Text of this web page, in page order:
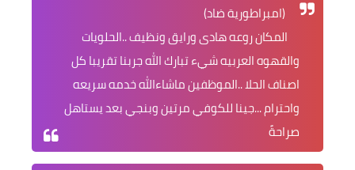
(امبراطورية ضاد)
المكان روعه هادى ورايق ونظيف ..الحلويات
والقهوه العربيه شيء تبارك الله جربنا تقريبا كل
اصناف الحلا ..الموظفين ماشاءالله خدمه سريعه
واحترام ...جينا للكوفي مرتين وبنجي بعد يستاهل
صراحةً